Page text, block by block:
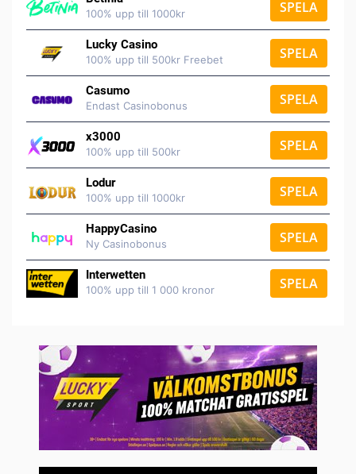
100% upp till 1000kr SPELA
Lucky Casino
100% upp till 500kr Freebet SPELA
Casumo
Endast Casinobonus SPELA
x3000
100% upp till 500kr SPELA
Lodur
100% upp till 1000kr SPELA
HappyCasino
Ny Casinobonus SPELA
Interwetten
100% upp till 1 000 kronor SPELA